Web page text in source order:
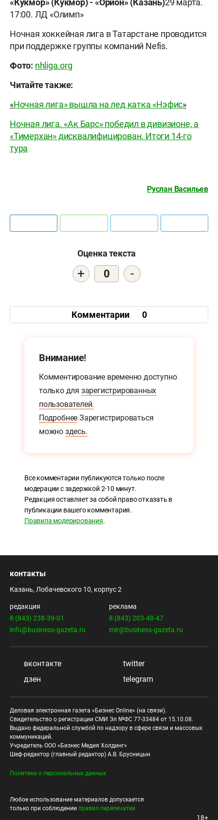
«Кукмор» (Кукмор)- «Орион» (Казань)29 марта.
17:00. ЛД «Олимп»
Ночная хоккейная лига в Татарстане проводится
при поддержке группы компаний Nefis.
Фото: nhliga.org
Читайте также:
«Ночная лига» вышла на лед катка «Нэфис»
Ночная лига. «Ак Барс» победил в дивизионе, а
«Тимерхан» дисквалифицирован. Итоги 14-го
тура
Руслан Васильев
Оценка текста
+ 0 -
Комментарии 0
Внимание!
Комментирование временно доступно
только для зарегистрированных
пользователей.
Подробнее Зарегистрироваться
можно здесь.
Все комментарии публикуются только после
модерации с задержкой 2-10 минут.
Редакция оставляет за собой право отказать в
публикации вашего комментария.
Правила модерирования.
контакты
Казань, Лобачевского 10, корпус 2
редакция
8 (843) 238-39-01
info@business-gazeta.ru
реклама
8 (843) 203-48-47
mir@business-gazeta.ru
вконтакте
twitter
дзен
telegram
Деловая электронная газета «Бизнес Online» (на связи).
Свидетельство о регистрации СМИ Эл №ФС 77-33484 от 15.10.08.
Выдано федеральной службой по надзору в сфере связи и массовых
коммуникаций.
Учредитель ООО «Бизнес Медия Холдинг»
Шеф-редактор (главный редактор) А.В. Брусницын
Политика о персональных данных
Любое использование материалов допускается
только при соблюдении правил перепечатки
18+